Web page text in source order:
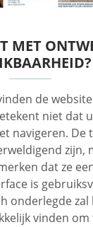
MET
de
niet dat
navigeren. De
zijn,
dat ze
is
onderlegde
vinden om